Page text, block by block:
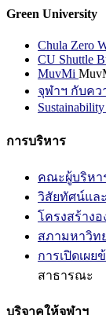
Green University
Chula Zero
CU Shuttle
MuvMi
จุฬาฯ กับคว
การบริหาร
คณะผู้บริหา
วิสัยทัศน์แล
โครงสร้างอ
สภามหาวิท
การเปิดเผ
สาธารณะ
บริจาคให้จุฬาฯ